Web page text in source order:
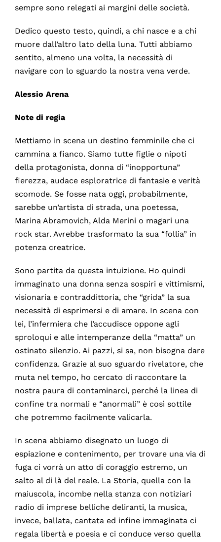
sempre sono relegati ai margini delle società.
Dedico questo testo, quindi, a chi nasce e a chi
muore dall’altro lato della luna. Tutti abbiamo
sentito, almeno una volta, la necessità di
navigare con lo sguardo la nostra vena verde.
Alessio Arena
Note di regia
Mettiamo in scena un destino femminile che ci
cammina a fianco. Siamo tutte figlie o nipoti
della protagonista, donna di “inopportuna”
fierezza, audace esploratrice di fantasie e verità
scomode. Se fosse nata oggi, probabilmente,
sarebbe un’artista di strada, una poetessa,
Marina Abramovich, Alda Merini o magari una
rock star. Avrebbe trasformato la sua “follia” in
potenza creatrice.
Sono partita da questa intuizione. Ho quindi
immaginato una donna senza sospiri e vittimismi,
visionaria e contraddittoria, che “grida” la sua
necessità di esprimersi e di amare. In scena con
lei, l’infermiera che l’accudisce oppone agli
sproloqui e alle intemperanze della “matta” un
ostinato silenzio. Ai pazzi, si sa, non bisogna dare
confidenza. Grazie al suo sguardo rivelatore, che
muta nel tempo, ho cercato di raccontare la
nostra paura di contaminarci, perché la linea di
confine tra normali e “anormali” è così sottile
che potremmo facilmente valicarla.
In scena abbiamo disegnato un luogo di
espiazione e contenimento, per trovare una via di
fuga ci vorrà un atto di coraggio estremo, un
salto al di là del reale. La Storia, quella con la
maiuscola, incombe nella stanza con notiziari
radio di imprese belliche deliranti, la musica,
invece, ballata, cantata ed infine immaginata ci
regala libertà e poesia e ci conduce verso quella